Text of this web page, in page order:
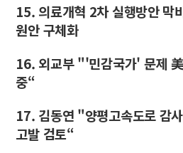
15. 의료개혁 2차 실행방안
원안 구체화
16. 외교부 "'민감국가' 문제
중“
17. 김동연 "양평고속도로 감
고발 검토“